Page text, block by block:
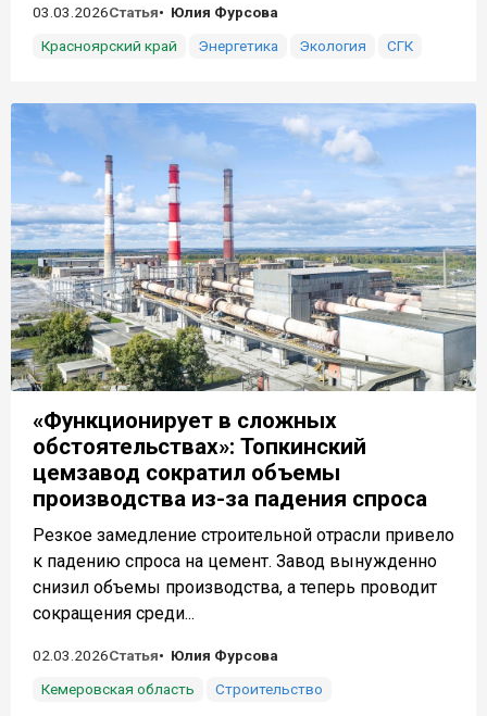
03.03.2026Статья
Юлия Фурсова
Красноярский край
Энергетика Экология СГК
«Функционирует в сложных
обстоятельствах»: Топкинский
цемзавод сократил объемы
производства из-за падения спроса
Резкое замедление строительной отрасли привело
к падению спроса на цемент. Завод вынужденно
снизил объемы производства, а теперь проводит
сокращения среди...
02.03.2026Статья
Юлия Фурсова
Кемеровская область
Строительство